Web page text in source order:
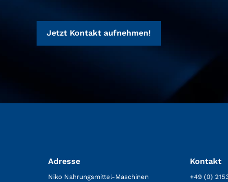
Jetzt Kontakt aufnehmen!
Adresse
Niko Nahrungsmittel-Maschinen
Kontakt
+49 (0)